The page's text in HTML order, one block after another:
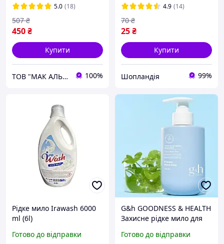
5.0 (18)
450₴
507 ₴
Купити
ТОВ "МАК АЛЬЯНС" 100%
4.9 (14)
25₴
70 ₴
Купити
Шопландія 99%
Рідке мило Irawash 6000
ml (6l)
Готово до відправки
G&h GOODNESS & HEALTH
Захисне рідке мило для
Готово до відправки